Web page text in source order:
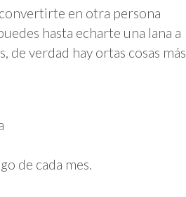
en otra persona
hasta echarte una lana a
de verdad hay ortas cosas más
de cada mes.